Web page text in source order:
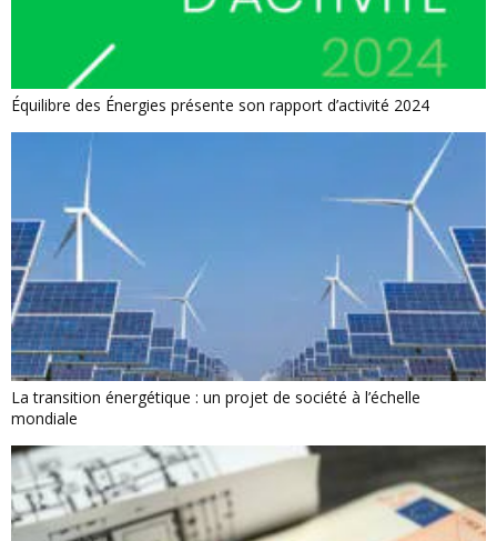
Équilibre des Énergies présente son rapport d’activité 2024
La transition énergétique : un projet de société à l’échelle
mondiale